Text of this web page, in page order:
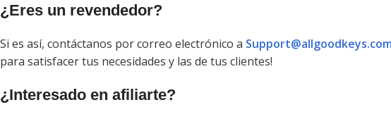
¿Eres un revendedor?
Si es así, contáctanos por correo electrónico a Support@allgoodkeys.com
para satisfacer tus necesidades y las de tus clientes!
¿Interesado en afiliarte?